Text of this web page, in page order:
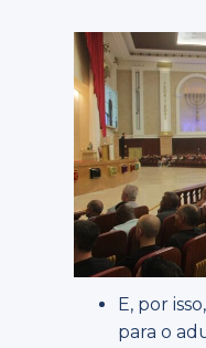
E, por
para o